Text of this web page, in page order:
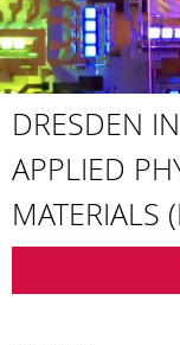
DRESDEN
APPLIED
MATERIALS